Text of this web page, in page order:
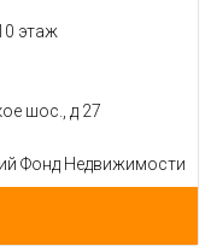
этаж
шос., д 27
Фонд Недвижимости